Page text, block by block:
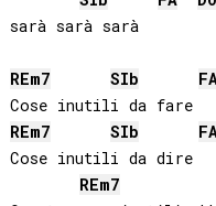
sarà sarà sarà
REm7 SIb
Cose inutili da fare
REm7 SIb
Cose inutili da dire
REm7